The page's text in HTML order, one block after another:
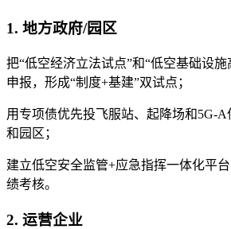
1. 地方政府/园区
把“低空经济立法试点”和“低空基础设
申报，形成“制度+基建”双试点；
用专项债优先投飞服站、起降场和5G-
和园区；
建立低空安全监管+应急指挥一体化平
绩考核。
2. 运营企业